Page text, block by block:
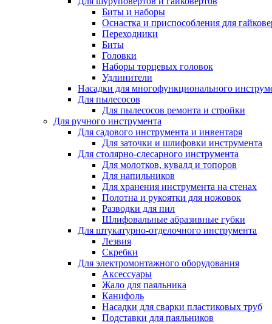
Биты и наборы
Оснастка и приспособления для
Переходники
Биты
Головки
Наборы торцевых головок
Удлинители
Насадки для многофункционального
Для пылесосов
Для пылесосов ремонта и стройки
Для ручного инструмента
Для садового инструмента и инвентаря
Для заточки и шлифовки инструмента
Для столярно-слесарного инструмента
Для молотков, кувалд и топоров
Для напильников
Для хранения инструмента на стенах
Полотна и рукоятки для ножовок
Разводки для пил
Шлифовальные абразивные губки
Для штукатурно-отделочного инструмента
Лезвия
Скребки
Для электромонтажного оборудования
Аксессуары
Жало для паяльника
Канифоль
Насадки для сварки пластиковых труб
Подставки для паяльников